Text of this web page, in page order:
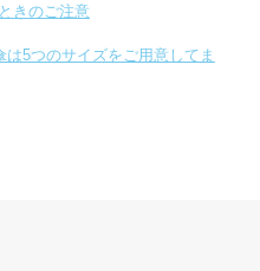
きのご注意
は5つのサイズをご用意してま